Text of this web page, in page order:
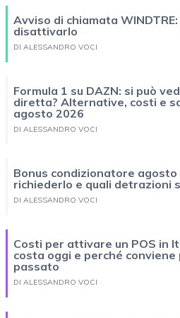
Avviso di chiamata WINDTRE:
disattivarlo
DI ALESSANDRO VOCI
Formula 1 su DAZN: si può
diretta? Alternative, costi e
agosto 2026
DI ALESSANDRO VOCI
Bonus condizionatore agosto
richiederlo e quali detrazioni
DI ALESSANDRO VOCI
Costi per attivare un POS in
costa oggi e perché conviene
passato
DI ALESSANDRO VOCI